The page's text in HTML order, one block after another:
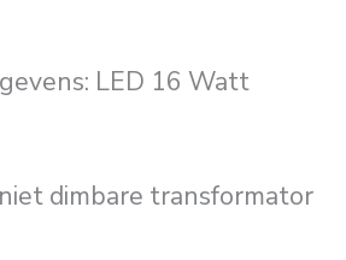
LED 16 Watt
dimbare transformator